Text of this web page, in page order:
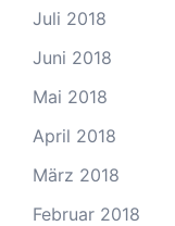
Juli 2018
Juni 2018
Mai 2018
April 2018
März 2018
Februar 2018